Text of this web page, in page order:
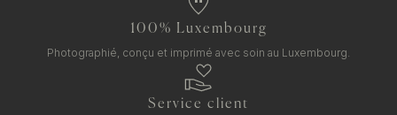
100% Luxembourg
Photographié, conçu et imprimé avec soin au Luxembourg.
Service client